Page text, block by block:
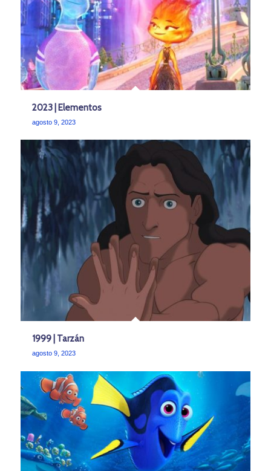
2023 | Elementos
agosto 9, 2023
1999 | Tarzán
agosto 9, 2023